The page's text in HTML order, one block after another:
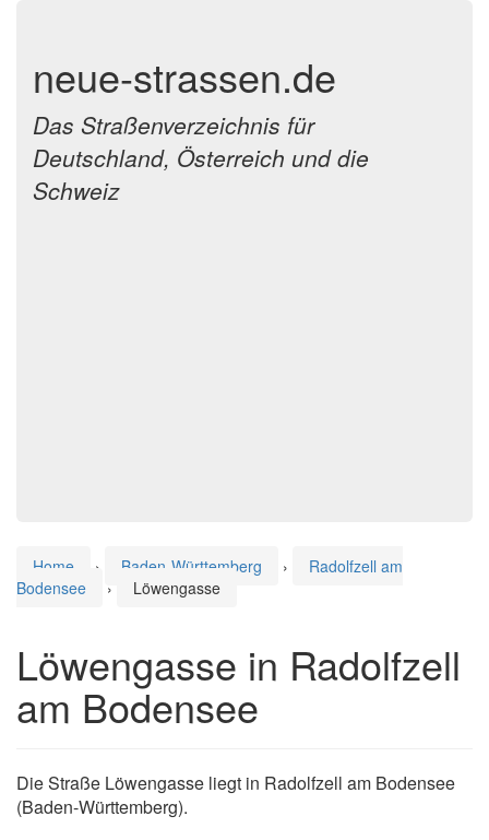
neue-strassen.de
Das Straßenverzeichnis für
Deutschland, Österreich und die
Schweiz
Home › Baden-Württemberg ›
Radolfzell am
Bodensee
› Löwengasse
Löwengasse in Radolfzell
am Bodensee
Die Straße Löwengasse liegt in Radolfzell am Bodensee
(Baden-Württemberg).